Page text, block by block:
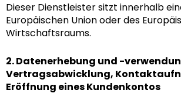
Dieser Dienstleister sitzt innerhalb
Europäischen Union oder des
Wirtschaftsraums.
2. Datenerhebung und -
Vertragsabwicklung,
Eröffnung eines Kundenkontos